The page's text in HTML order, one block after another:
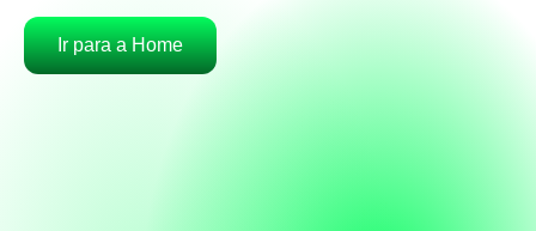
Ir para a Home